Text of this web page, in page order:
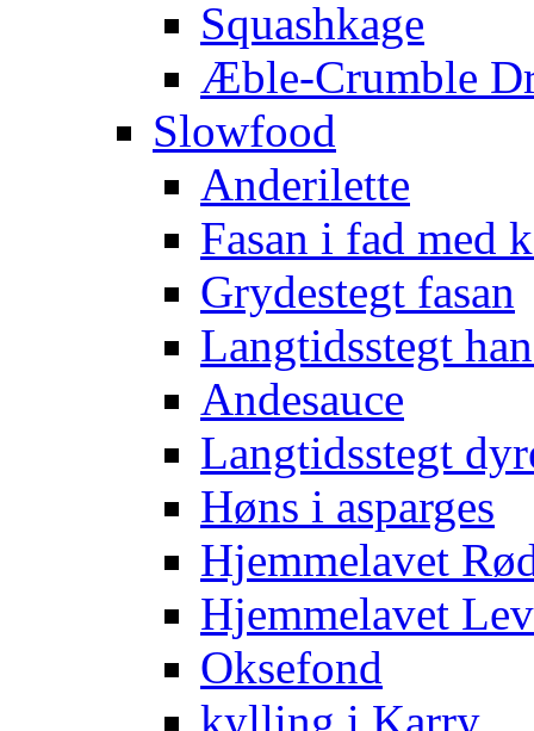
Squashkage
Æble-Crumble
Slowfood
Anderilette
Fasan i fad med
Grydestegt fasan
Langtidsstegt
Andesauce
Langtidsstegt
Høns i asparges
Hjemmelavet
Hjemmelavet
Oksefond
kylling i Karry